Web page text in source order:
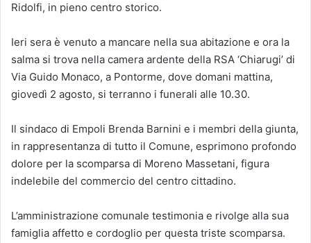
Ridolfi, in pieno centro storico.
Ieri sera è venuto a mancare nella sua abitazione e ora la
salma si trova nella camera ardente della RSA ‘Chiarugi’ di
Via Guido Monaco, a Pontorme, dove domani mattina,
giovedì 2 agosto, si terranno i funerali alle 10.30.
Il sindaco di Empoli Brenda Barnini e i membri della giunta,
in rappresentanza di tutto il Comune, esprimono profondo
dolore per la scomparsa di Moreno Massetani, figura
indelebile del commercio del centro cittadino.
L’amministrazione comunale testimonia e rivolge alla sua
famiglia affetto e cordoglio per questa triste scomparsa.